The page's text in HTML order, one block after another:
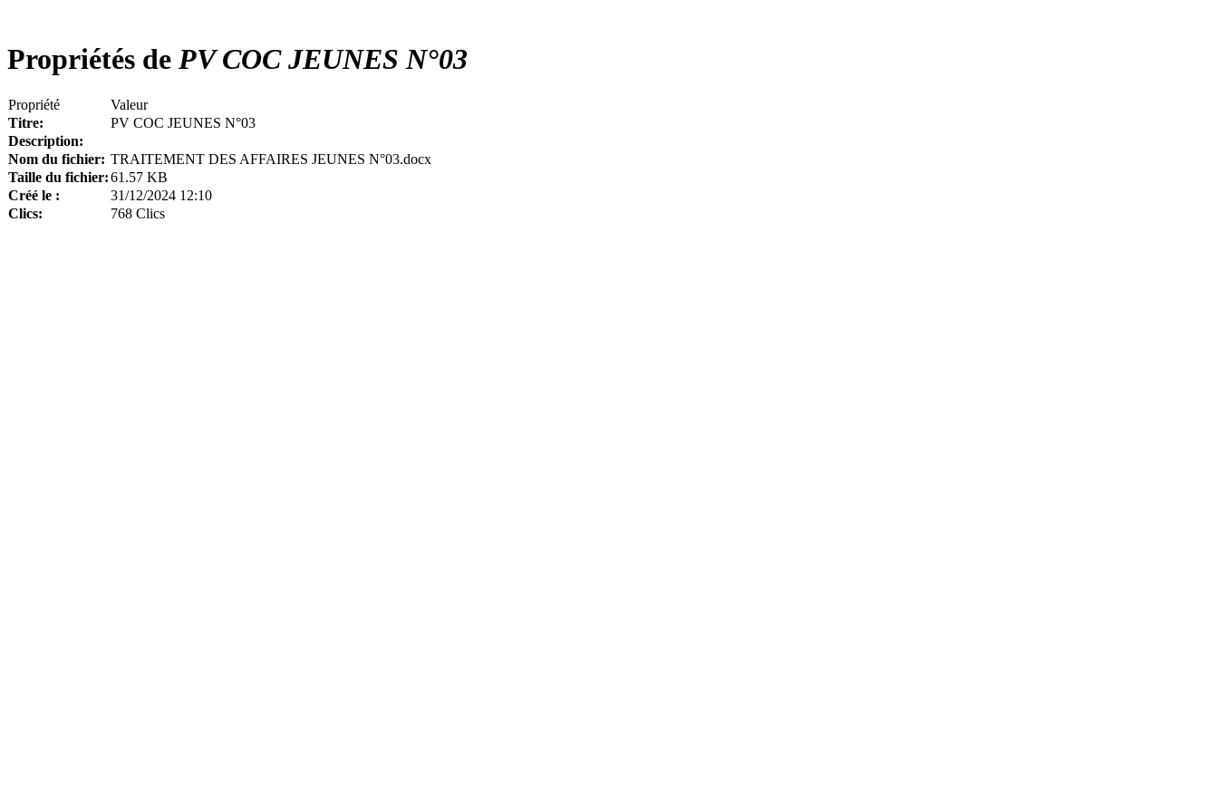
Propriétés de PV COC JEUNES N°03
Propriété
Valeur
Titre:
PV COC JEUNES N°03
Description:
Nom du fichier: TRAITEMENT DES AFFAIRES JEUNES N°03.docx
Taille du fichier:61.57 KB
Créé le :
31/12/2024 12:10
Clics:
768 Clics